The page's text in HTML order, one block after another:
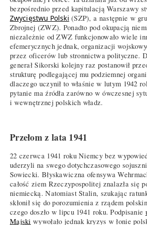
bezpośrednio przed kapitulacją Warszawy
Zwycięstwu Polski (SZP), a następnie w
Zbrojnej (ZWZ). Ponadto pod okupacją
niezależnie od ZWZ funkcjonowało wiele
efemerycznych jednak, organizacji
przez oficerów lub stronnictwa polityczne.
generał Sikorski kolejny raz postanowił
strukturę podlegającej mu podziemnej
dlaczego uczynił to właśnie w lutym 1942
pytanie ma źródła zarówno w ówczesnej
i wewnętrznej polskich władz.
Przełom z lata 1941
22 czerwca 1941 roku Niemcy bez
uderzyli na swego dotychczasowego
Sowiecki. Błyskawiczna ofensywa
całość ziem Rzeczypospolitej znalazła się
niemiecką. Natomiast Stalin, szukając
skłonił się do porozumienia z rządem
czego doszło w lipcu 1941 roku. Podpisanie
Majski wywołało jednak kryzys w łonie